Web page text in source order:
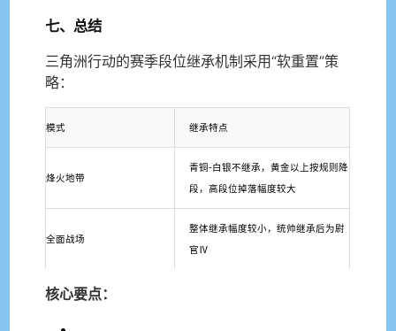
七、总结
三角洲行动的赛季段位继承机制采用“软重置”策
略：
模式 继承特点
烽火地带
青铜-白银不继承，黄金以上按规则降
段，高段位掉落幅度较大
全面战场
整体继承幅度较小，统帅继承后为尉
官Ⅳ
核心要点：